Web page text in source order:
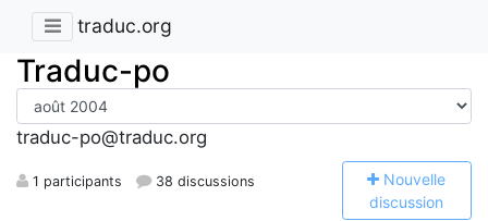
traduc.org
Traduc-po
traduc-po@traduc.org
1 participants 38 discussions Nouvelle
discussion